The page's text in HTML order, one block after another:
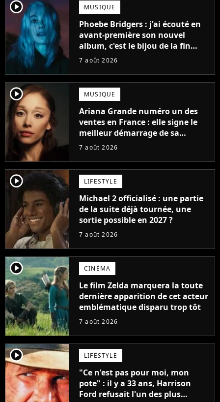
player2 MUSIQUE
Phoebe Bridgers : j'ai écouté en
avant-première son nouvel
album, c'est le bijou de la fin
d'été
7 août 2026
player2 MUSIQUE
Ariana Grande numéro un des
ventes en France : elle signe le
meilleur démarrage de sa
carrière avec son album Petal
7 août 2026
player2 LIFESTYLE
Michael 2 officialisé : une partie
de la suite déjà tournée, une
sortie possible en 2027 ?
7 août 2026
player2 CINÉMA
Le film Zelda marquera la toute
dernière apparition de cet acteur
emblématique disparu trop tôt
7 août 2026
player2 LIFESTYLE
"Ce n'est pas pour moi, mon
pote" : il y a 33 ans, Harrison
Ford refusait l'un des plus